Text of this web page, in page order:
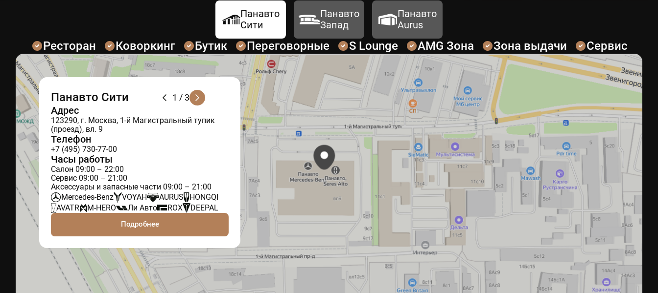
Панавто
Сити
Панавто
Запад
Панавто
Aurus
Ресторан Коворкинг Бутик Переговорные S Lounge AMG Зона Зона выдачи Сервис
1 / 3
Панавто Сити
Адрес
123290, г. Москва, 1-й Магистральный тупик
(проезд), вл. 9
Телефон
+7 (495) 730-77-00
Часы работы
Салон 09:00 – 22:00
Сервис 09:00 – 21:00
Аксессуары и запасные части 09:00 – 21:00
Mercedes-Benz
VOYAH AURUS
HONGQI
AVATR
M-HERO Ли Авто ROX DEEPAL
Подробнее